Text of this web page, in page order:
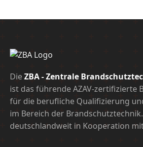
DieZBA - Zentrale
ist das führende AZAV-zertifizierte
für die berufliche Qualifizierung
im Bereich der
deutschlandweit in Kooperation